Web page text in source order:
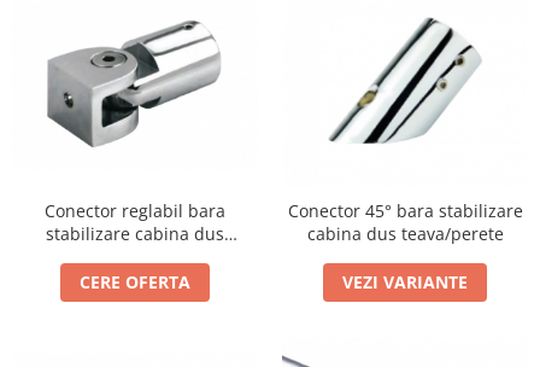
Conector reglabil bara
stabilizare cabina dus
CERE OFERTA
Conector 45° bara stabilizare
cabina dus teava/perete
VEZI VARIANTE